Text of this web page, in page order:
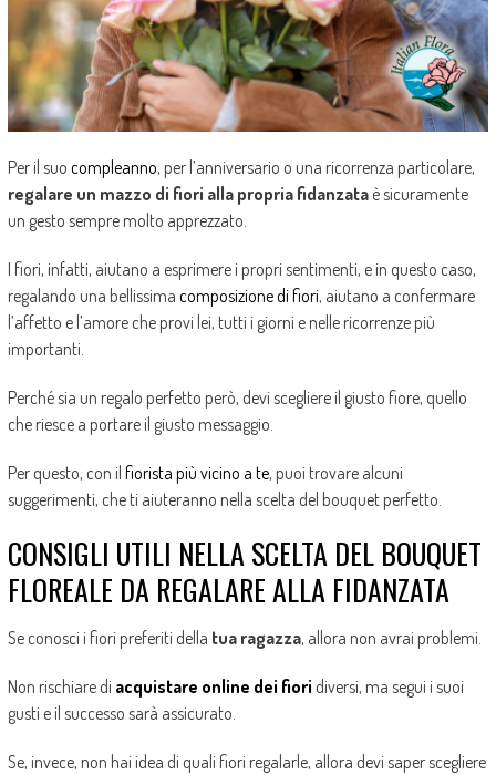
Per il suo compleanno, per l’anniversario o una ricorrenza particolare,
regalare un mazzo di fiori alla propria fidanzata è sicuramente
un gesto sempre molto apprezzato.
I fiori, infatti, aiutano a esprimere i propri sentimenti, e in questo caso,
regalando una bellissima composizione di fiori, aiutano a confermare
l’affetto e l’amore che provi lei, tutti i giorni e nelle ricorrenze più
importanti.
Perché sia un regalo perfetto però, devi scegliere il giusto fiore, quello
che riesce a portare il giusto messaggio.
Per questo, con il fiorista più vicino a te, puoi trovare alcuni
suggerimenti, che ti aiuteranno nella scelta del bouquet perfetto.
CONSIGLI UTILI NELLA SCELTA DEL BOUQUET
FLOREALE DA REGALARE ALLA FIDANZATA
Se conosci i fiori preferiti della tua ragazza, allora non avrai problemi.
Non rischiare di acquistare online dei fiori diversi, ma segui i suoi
gusti e il successo sarà assicurato.
Se, invece, non hai idea di quali fiori regalarle, allora devi saper scegliere